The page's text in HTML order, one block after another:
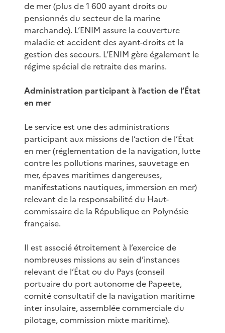
de mer (plus de 1 600 ayant droits ou
pensionnés du secteur de la marine
marchande). L’ENIM assure la couverture
maladie et accident des ayant-droits et la
gestion des secours. L’ENIM gère également le
régime spécial de retraite des marins.
Administration participant à l’action de l’État
en mer
Le service est une des administrations
participant aux missions de l’action de l’État
en mer (réglementation de la navigation, lutte
contre les pollutions marines, sauvetage en
mer, épaves maritimes dangereuses,
manifestations nautiques, immersion en mer)
relevant de la responsabilité du Haut-
commissaire de la République en Polynésie
française.
Il est associé étroitement à l’exercice de
nombreuses missions au sein d’instances
relevant de l’État ou du Pays (conseil
portuaire du port autonome de Papeete,
comité consultatif de la navigation maritime
inter insulaire, assemblée commerciale du
pilotage, commission mixte maritime).